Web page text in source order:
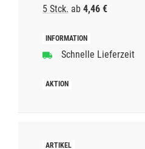
5 Stck. ab 4,46 €
Schnelle Lieferzeit